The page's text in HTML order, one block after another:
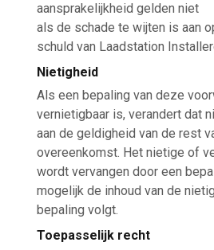
aansprakelijkheid gelden niet
als de schade te wijten is aan
schuld van Laadstation
Nietigheid
Als een bepaling van deze
vernietigbaar is, verandert dat
aan de geldigheid van de rest
overeenkomst. Het nietige of
wordt vervangen door een
mogelijk de inhoud van de
bepaling volgt.
Toepasselijk recht